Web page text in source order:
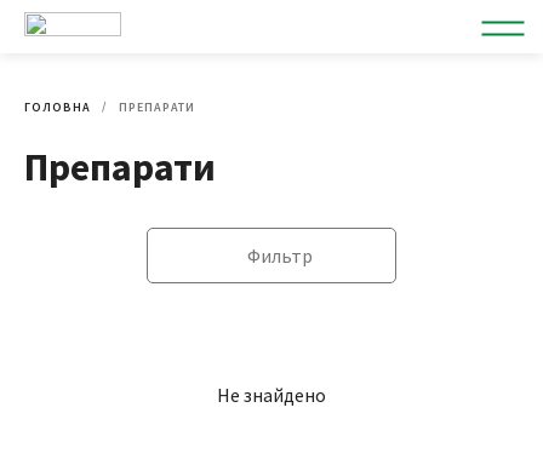
ГОЛОВНА ПРЕПАРАТИ
Препарати
Фильтр
Не знайдено